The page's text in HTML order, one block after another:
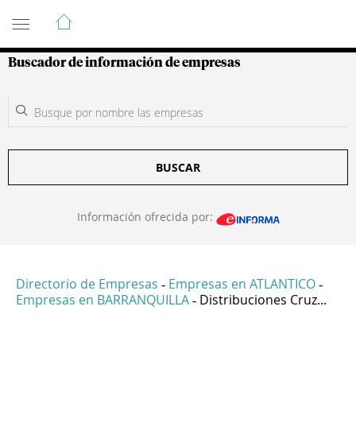
Guía de Empresas Colombianas
Buscador de información de empresas
BUSCAR
Información ofrecida por:
Directorio de Empresas - Empresas en ATLANTICO -
Empresas en BARRANQUILLA - Distribuciones Cruz...